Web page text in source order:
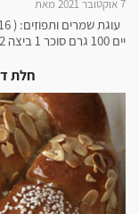
7 אוקטובר 2021 מאת
יים 100 גרם סוכר 1 ביצה 1/2 כוס מיץ תפוזים ...
חלת